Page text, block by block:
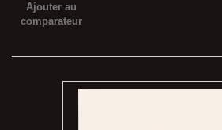
Ajouter au
comparateur